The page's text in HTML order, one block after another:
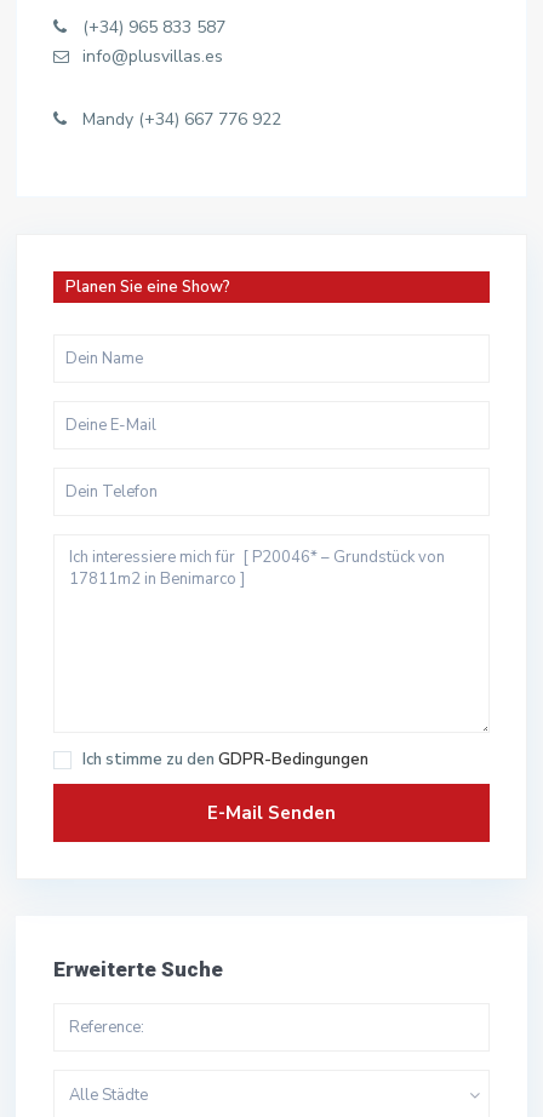
(+34) 965 833 587
info@plusvillas.es
Mandy (+34) 667 776 922
Planen Sie eine Show?
Ich stimme zu den GDPR-Bedingungen
Erweiterte Suche
Alle Städte